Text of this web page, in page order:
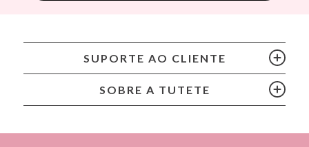
Cristina de Jos'h
SUPORTE AO CLIENTE
SOBRE A TUTETE